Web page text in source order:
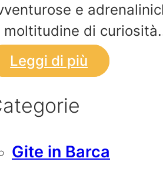
e
moltitudine di
Leggi di più
Gite in Barca